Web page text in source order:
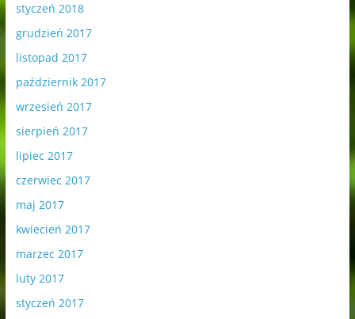
styczeń 2018
grudzień 2017
listopad 2017
październik 2017
wrzesień 2017
sierpień 2017
lipiec 2017
czerwiec 2017
maj 2017
kwiecień 2017
marzec 2017
luty 2017
styczeń 2017